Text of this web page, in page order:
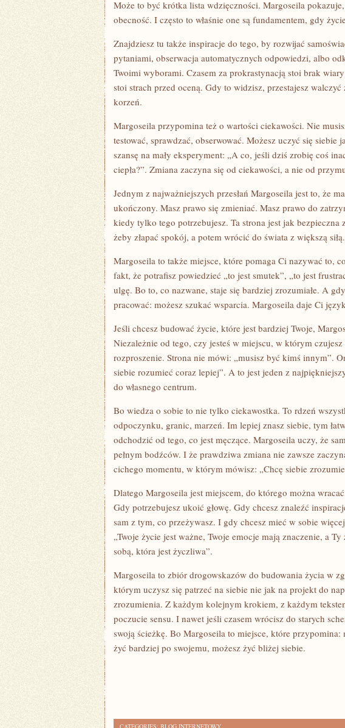
Może to być krótka lista wdzięczności. Margoseila
obecność. I często to właśnie one są fundamentem, gdy
Znajdziesz tu także inspiracje do tego, by rozwijać
pytaniami, obserwacja automatycznych odpowiedzi, albo
Twoimi wyborami. Czasem za prokrastynacją stoi brak
stoi strach przed oceną. Gdy to widzisz, przestajesz
korzeń.
Margoseila przypomina też o wartości ciekawości. Nie
testować, sprawdzać, obserwować. Możesz uczyć się
szansę na mały eksperyment: „A co, jeśli dziś zrobię coś
ciepła?”. Zmiana zaczyna się od ciekawości, a nie od
Jednym z najważniejszych przesłań Margoseila jest to, że
ukończony. Masz prawo się zmieniać. Masz prawo do
kiedy tylko tego potrzebujesz. Ta strona jest jak bezpieczna
żeby złapać spokój, a potem wrócić do świata z większą siłą.
Margoseila to także miejsce, które pomaga Ci nazywać to,
fakt, że potrafisz powiedzieć „to jest smutek”, „to jest
ulgę. Bo to, co nazwane, staje się bardziej zrozumiałe. A
pracować: możesz szukać wsparcia. Margoseila daje Ci
Jeśli chcesz budować życie, które jest bardziej Twoje,
Niezależnie od tego, czy jesteś w miejscu, w którym
rozproszenie. Strona nie mówi: „musisz być kimś innym”.
siebie rozumieć coraz lepiej”. A to jest jeden z
do własnego centrum.
Bo wiedza o sobie to nie tylko ciekawostka. To rdzeń
odpoczynku, granic, marzeń. Im lepiej znasz siebie, tym
odchodzić od tego, co jest męczące. Margoseila uczy, że
pełnym bodźców. I że prawdziwa zmiana nie zawsze
cichego momentu, w którym mówisz: „Chcę siebie
Dlatego Margoseila jest miejscem, do którego można
Gdy potrzebujesz ukoić głowę. Gdy chcesz znaleźć
sam z tym, co przeżywasz. I gdy chcesz mieć w sobie
„Twoje życie jest ważne, Twoje emocje mają znaczenie, a
sobą, która jest życzliwa”.
Margoseila to zbiór drogowskazów do budowania życia w
którym uczysz się patrzeć na siebie nie jak na projekt do
zrozumienia. Z każdym kolejnym krokiem, z każdym
poczucie sensu. I nawet jeśli czasem wrócisz do starych
swoją ścieżkę. Bo Margoseila to miejsce, które
żyć bardziej po swojemu, możesz żyć bliżej siebie.
CATEGORIES: BLOG INTERNETOWY